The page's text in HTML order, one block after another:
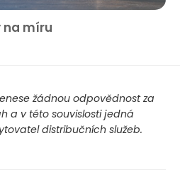
na míru
žádnou odpovědnost za
a v této souvislosti jedná
distribučních služeb.